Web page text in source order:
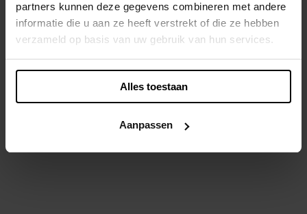
partners kunnen deze gegevens combineren met andere
informatie die u aan ze heeft verstrekt of die ze hebben
verzameld op basis van uw gebruik van hun services.
Alles toestaan
Aanpassen